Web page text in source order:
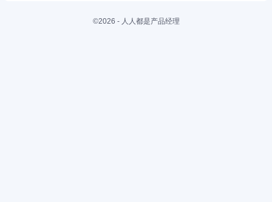
©2026 - 人人都是产品经理